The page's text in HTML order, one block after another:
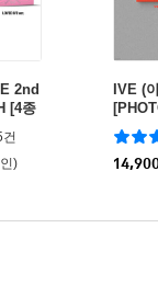
2nd
[4종
)
IVE (
[버전
송]